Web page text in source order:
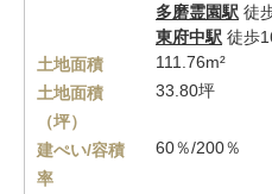
多磨霊園駅 徒
東府中駅 徒歩
土地面積
111.76m²
土地面積
（坪）
33.80坪
建ぺい/容積
率
60％/200％